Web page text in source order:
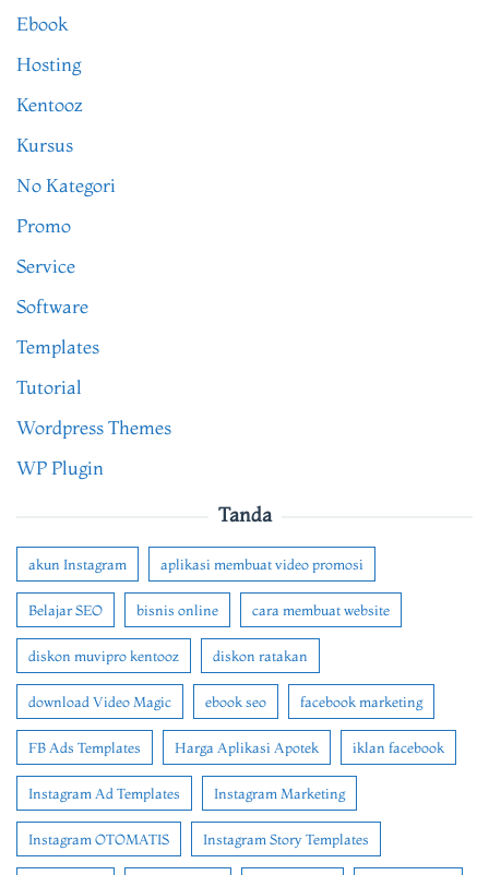
Ebook
Hosting
Kentooz
Kursus
No Kategori
Promo
Service
Software
Templates
Tutorial
Wordpress Themes
WP Plugin
Tanda
akun Instagram aplikasi membuat video promosi
Belajar SEO bisnis online cara membuat website
diskon muvipro kentooz diskon ratakan
download Video Magic ebook seo facebook marketing
FB Ads Templates Harga Aplikasi Apotek iklan facebook
Instagram Ad Templates Instagram Marketing
Instagram OTOMATIS Instagram Story Templates